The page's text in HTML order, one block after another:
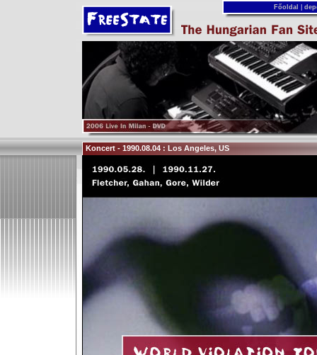
Főoldal
Koncert - 1990.08.04 : Los Angeles, US